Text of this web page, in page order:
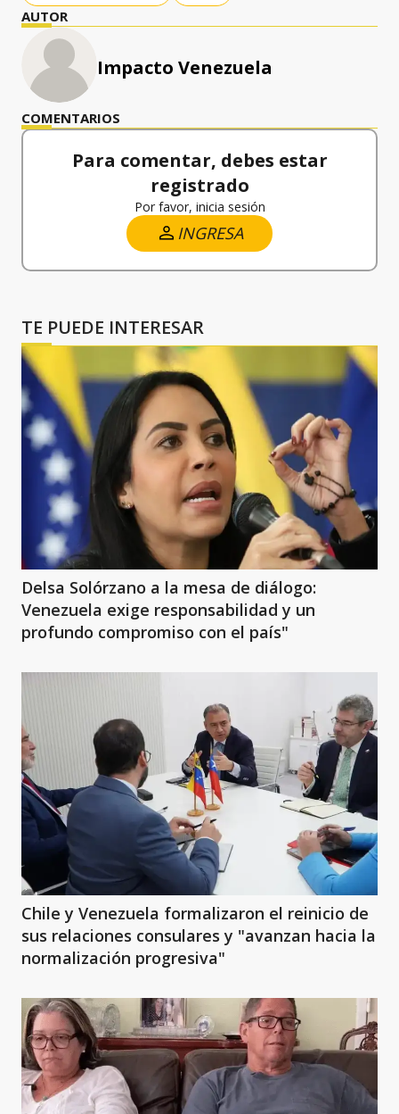
AUTOR
Impacto Venezuela
COMENTARIOS
Para comentar, debes estar
registrado
Por favor, inicia sesión
INGRESA
TE PUEDE INTERESAR
Delsa Solórzano a la mesa de diálogo:
Venezuela exige responsabilidad y un
profundo compromiso con el país"
Chile y Venezuela formalizaron el reinicio de
sus relaciones consulares y "avanzan hacia la
normalización progresiva"